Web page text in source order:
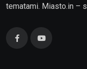
tematami. Miasto.in –